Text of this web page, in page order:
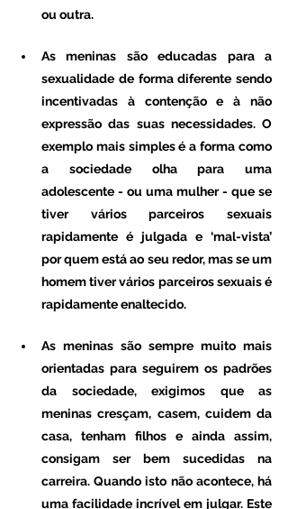
ou outra.
As meninas são educadas para a
sexualidade de forma diferente sendo
incentivadas à contenção e à não
expressão das suas necessidades. O
exemplo mais simples é a forma como
a sociedade olha para uma
adolescente - ou uma mulher - que se
tiver vários parceiros sexuais
rapidamente é julgada e ‘mal-vista’
por quem está ao seu redor, mas se um
homem tiver vários parceiros sexuais é
rapidamente enaltecido.
As meninas são sempre muito mais
orientadas para seguirem os padrões
da sociedade, exigimos que as
meninas cresçam, casem, cuidem da
casa, tenham filhos e ainda assim,
consigam ser bem sucedidas na
carreira. Quando isto não acontece, há
uma facilidade incrível em julgar. Este